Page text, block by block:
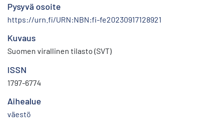
Pysyvä osoite
https://urn.fi/URN:NBN:fi-fe20230917128921
Kuvaus
Suomen virallinen tilasto (SVT)
ISSN
1797-6774
Aihealue
väestö